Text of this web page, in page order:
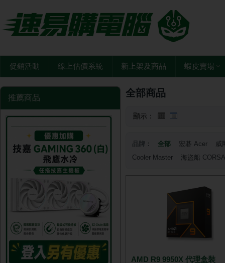
促銷活動 線上估價系統 新上架及商品 蝦皮賣場
推薦商品 全部商品
顯示：
品牌： 全部 宏碁 Acer
威
Cooler Master
海盜船
AMD R9 9950X 代理盒裝